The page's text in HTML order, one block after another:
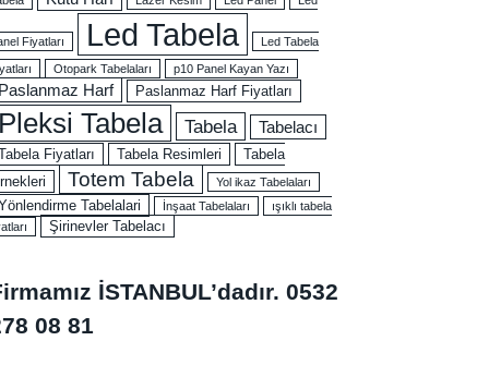
Fiyatları Led Tabela Led Tabela
Otopark Tabelaları p10 Panel Kayan Yazı
Paslanmaz Harf Paslanmaz Harf Fiyatları
Pleksi Tabela Tabela Tabelacı
Fiyatları Tabela Resimleri
Tabela
Totem Tabela Yol ikaz Tabelaları
Tabelalari İnşaat Tabelaları
ışıklı tabela
Şirinevler Tabelacı
İSTANBUL’dadır. 0532
08 81